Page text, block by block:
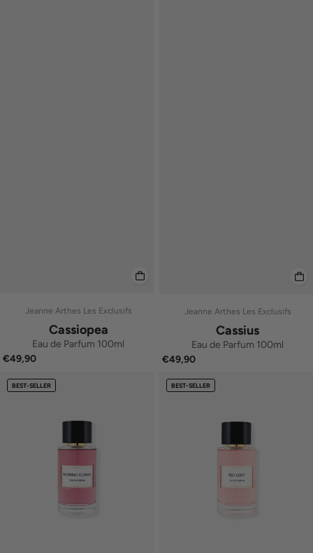
Jeanne Arthes Les Exclusifs
Cassiopea
Eau de Parfum 100ml
€49,90
Jeanne Arthes Les Exclusifs
Cassius
Eau de Parfum 100ml
€49,90
BEST-SELLER BEST-SELLER